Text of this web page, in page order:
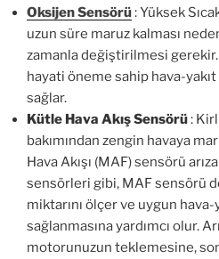
Oksijen Sensörü: Yüksek
uzun süre maruz kalması
zamanla değiştirilmesi gerekir.
hayati öneme sahip hava-yakıt
sağlar.
Kütle Hava Akış Sensörü:
bakımından zengin havaya
Hava Akışı (MAF) sensörü
sensörleri gibi, MAF sensörü
miktarını ölçer ve uygun hava-
sağlanmasına yardımcı olur.
motorunuzun teklemesine,